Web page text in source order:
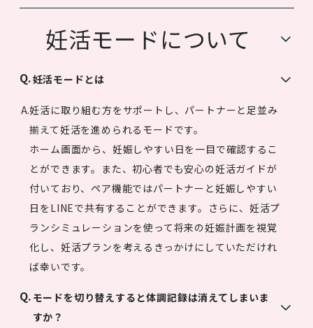
妊活モードについて
妊活モードとは
妊活に取り組む方をサポートし、パートナーと足並み
揃えて妊活を進められるモードです。
ホーム画面から、妊娠しやすい日を一目で確認するこ
とができます。また、初心者でも安心の妊活ガイドが
付いており、ペア機能ではパートナーと妊娠しやすい
日をLINEで共有することができます。さらに、妊活プ
ランシミュレーションを使って将来の妊娠計画を視覚
化し、妊活プランを考えるきっかけにしていただけれ
ば幸いです。
モードを切り替えすると体調記録は消えてしまいま
すか？